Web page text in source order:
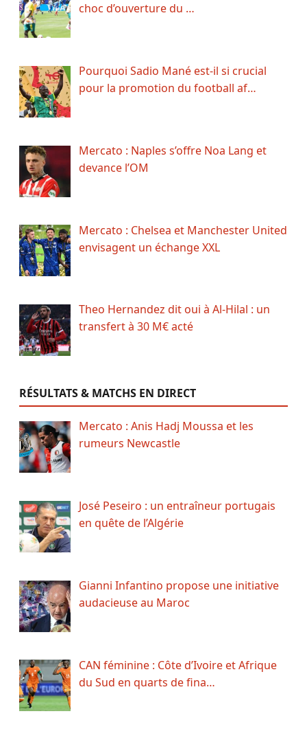
choc d’ouverture du …
Pourquoi Sadio Mané est-il si crucial
pour la promotion du football af…
Mercato : Naples s’offre Noa Lang et
devance l’OM
Mercato : Chelsea et Manchester United
envisagent un échange XXL
Theo Hernandez dit oui à Al-Hilal : un
transfert à 30 M€ acté
RÉSULTATS & MATCHS EN DIRECT
Mercato : Anis Hadj Moussa et les
rumeurs Newcastle
José Peseiro : un entraîneur portugais
en quête de l’Algérie
Gianni Infantino propose une initiative
audacieuse au Maroc
CAN féminine : Côte d’Ivoire et Afrique
du Sud en quarts de fina…